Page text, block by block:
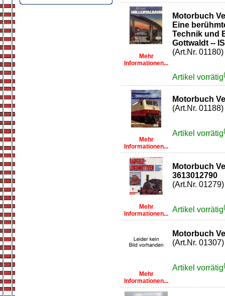
Mehr
Informationen...
Motorbuch
Eine
Technik und
Gottwaldt --
(Art.Nr. 01180)
Artikel vorrätig
Mehr
Informationen...
Motorbuch
(Art.Nr. 01188)
Artikel vorrätig
Mehr
Informationen...
Motorbuch
3613012790
(Art.Nr. 01279)
Artikel vorrätig
Mehr
Informationen...
Motorbuch
(Art.Nr. 01307)
Artikel vorrätig